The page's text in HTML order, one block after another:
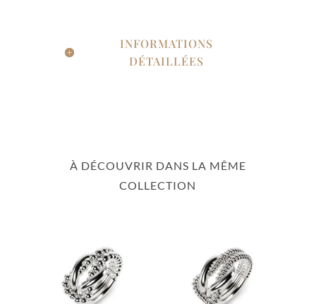
INFORMATIONS
DÉTAILLÉES
À DÉCOUVRIR DANS LA MÊME
COLLECTION